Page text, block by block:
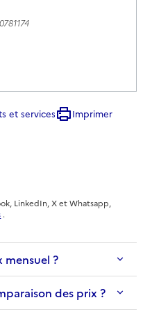
et services
Imprimer
sur X
LinkedIn, X et Whatsapp,
.
?
des prix ?